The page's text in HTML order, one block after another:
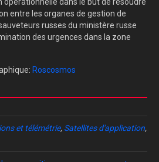
entre les organes de gestion de
russes du ministère russe
des urgences dans la zone
Roscosmos
et télémétrie, Satellites d'application,